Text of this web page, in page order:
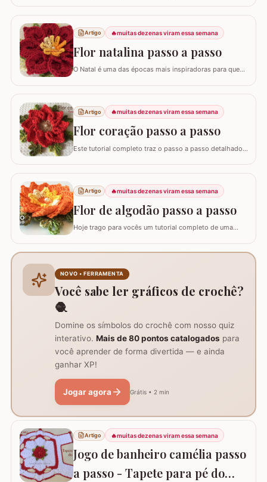
Maxcolor (400g/452 metros). Quem trabalha com este
fio com certeza sabe que a qualidade é indiscutível. É
mais durável e possui cores vibrantes deixando
agregando ainda mais valor em nossas…
Artigo 🔥muitas dezenas viram essa semana
Flor natalina passo a passo
O Natal é uma das épocas mais inspiradoras para quem
uma criação belíssima da artesã Shirley Lucimar, que
gentilmente compartilhou seu…
Artigo 🔥muitas dezenas viram essa semana
Flor coração passo a passo
Este tutorial completo traz o passo a passo detalhado
8 pétalas, garantindo um formato mais cheio e
arredondado, ideal para tapetes, mantas e…
Artigo 🔥muitas dezenas viram essa semana
Flor de algodão passo a passo
Hoje trago para vocês um tutorial completo de uma
seu trabalho manual, seja em colchas, caminhos de
mesa ou tapetes. Vamos aprender com…
NOVO • FERRAMENTA
Você sabe ler gráficos de crochê?
🧶
Domine os símbolos do crochê com nosso quiz
interativo. Mais de 80 pontos catalogados para
você aprender de forma divertida — e ainda
ganhar XP!
Jogar agora Grátis • 2 min
Artigo 🔥muitas dezenas viram essa semana
Jogo de banheiro camélia passo
a passo - Tapete para pé do